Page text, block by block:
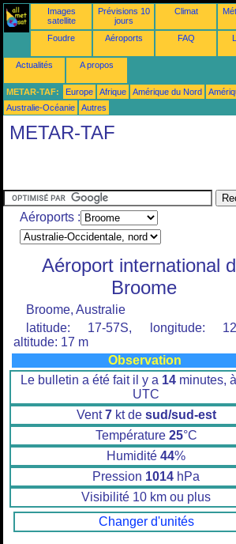
Images
satellite
Prévisions 10
jours
Climat
Foudre Aéroports FAQ
Actualités A propos
METAR-TAF: Europe Afrique Amérique du Nord
Australie-Océanie
Autres
METAR-TAF
Aéroports :
Aéroport international
Broome
Broome, Australie
latitude: 17-57S, longitude:
altitude: 17 m
Observation
Le bulletin a été fait il y a 14minutes, à
UTC
Vent7kt de sud/sud-est
Température 25°C
Humidité 44%
Pression 1014 hPa
Visibilité 10 km ou plus
Changer d'unités